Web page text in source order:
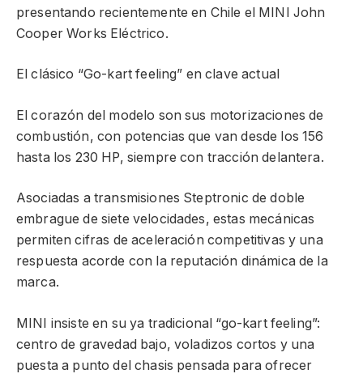
presentando recientemente en Chile el MINI John
Cooper Works Eléctrico.
El clásico “Go-kart feeling” en clave actual
El corazón del modelo son sus motorizaciones de
combustión, con potencias que van desde los 156
hasta los 230 HP, siempre con tracción delantera.
Asociadas a transmisiones Steptronic de doble
embrague de siete velocidades, estas mecánicas
permiten cifras de aceleración competitivas y una
respuesta acorde con la reputación dinámica de la
marca.
MINI insiste en su ya tradicional “go-kart feeling”:
centro de gravedad bajo, voladizos cortos y una
puesta a punto del chasis pensada para ofrecer